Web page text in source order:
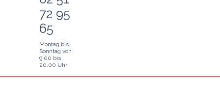
72 95
65
Montag bis
Sonntag von
9.00 bis
20.00 Uhr